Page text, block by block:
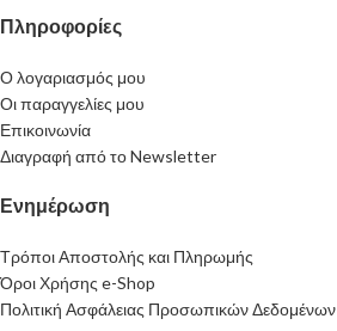
Πληροφορίες
Ο λογαριασμός μου
Οι παραγγελίες μου
Επικοινωνία
Διαγραφή από το Newsletter
Ενημέρωση
Τρόποι Αποστολής και Πληρωμής
Όροι Χρήσης e-Shop
Πολιτική Ασφάλειας Προσωπικών Δεδομένων